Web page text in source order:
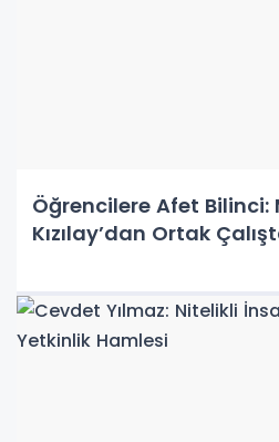
Öğrencilere Afet Bilinci:
Kızılay’dan Ortak